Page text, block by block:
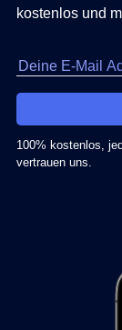
kostenlos und
100% kostenlos,
vertrauen uns.